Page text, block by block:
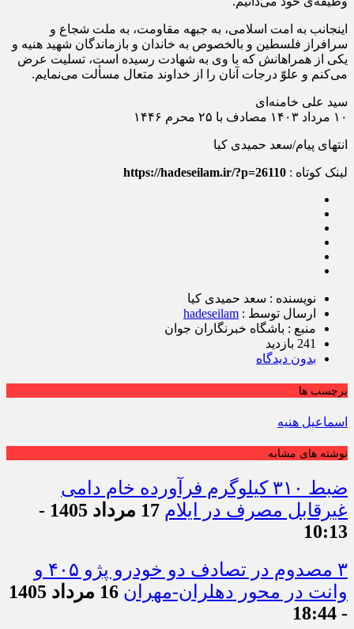
اینجانب به امت اسلامی، به جبهه مقاومت، به ملت شجاع و
سرافراز فلسطین و بالخصوص به خاندان و بازماندگان شهید هنیه و
یکی از همراهانش که با وی به شهادت رسیده است، تسلیت عرض
می‌کنم و علوّ درجات آنان را از خداوند متعال مسألت می‌نمایم.
سید علی خامنه‌ای
۱۰ مرداد ۱۴۰۳ مصادف با ۲۵ محرم ۱۴۴۶
انتهای پیام/سعد حمیدی کیا
لینک کوتاه : https://hadeseilam.ir/?p=26110
نویسنده : سعد حمیدی کیا
ارسال توسط : hadeseilam
منبع : باشگاه خبرنگاران جوان
241 بازدید
بدون دیدگاه
برچسب ها
اسماعیل هنیه
نوشته های مشابه
ضبط ۳۱۰ کیلوگرم فرآورده خام دامی
غیرقابل مصرف در ایلام
17 مرداد 1405 -
10:13
۳ مصدوم در تصادف دو خودرو پژو ۴۰۵ و
وانت در محور دهلران-مهران
16 مرداد 1405
- 18:44